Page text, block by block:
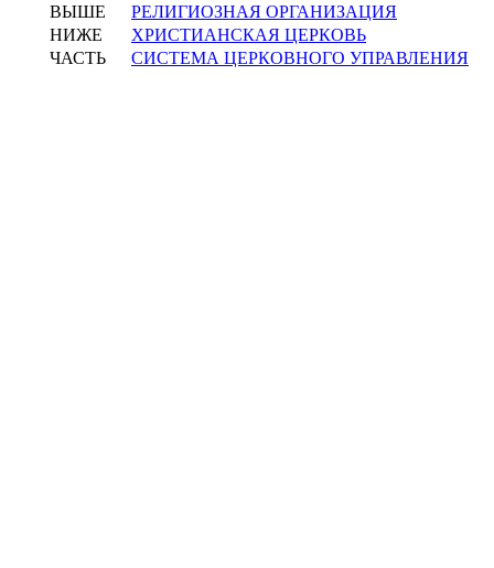
ВЫШЕ
РЕЛИГИОЗНАЯ ОРГАНИЗАЦИЯ
НИЖЕ
ХРИСТИАНСКАЯ ЦЕРКОВЬ
ЧАСТЬ
СИСТЕМА ЦЕРКОВНОГО УПРАВЛЕНИЯ